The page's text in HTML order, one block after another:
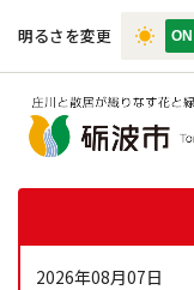
明るさを変更
2026年08月07日